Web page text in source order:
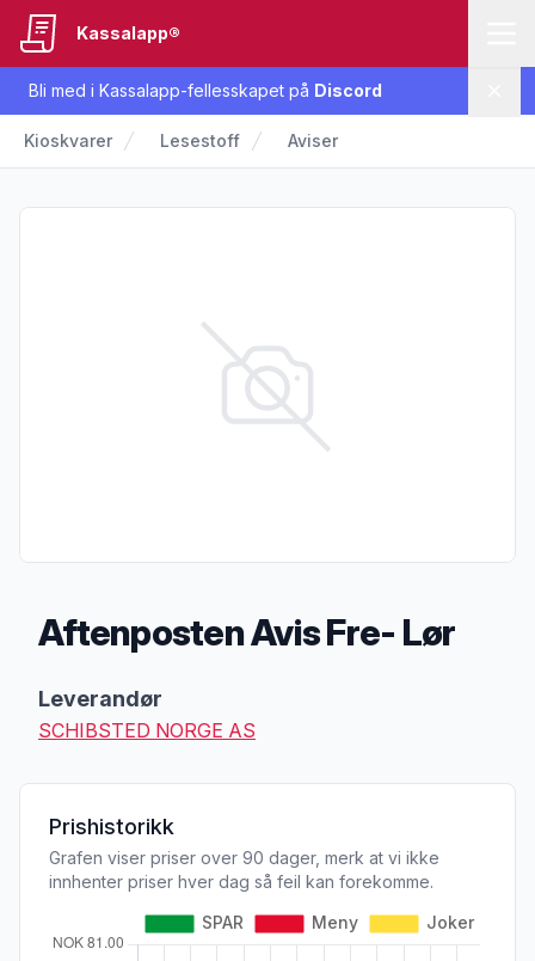
Bli med i Kassalapp-fellesskapet på Discord
Kassalapp®
Kioskvarer Lesestoff Aviser
Aftenposten Avis Fre- Lør
Leverandør
SCHIBSTED NORGE AS
Prishistorikk
Grafen viser priser over 90 dager, merk at vi ikke
innhenter priser hver dag så feil kan forekomme.